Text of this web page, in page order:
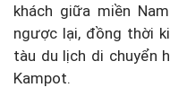
khách giữa miền
ngược lại, đồng thời
tàu du lịch di chuyển
Kampot.